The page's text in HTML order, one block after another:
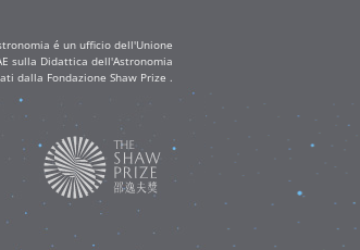
é un ufficio dell'Unione
sulla Didattica dell'Astronomia
dalla Fondazione Shaw Prize .